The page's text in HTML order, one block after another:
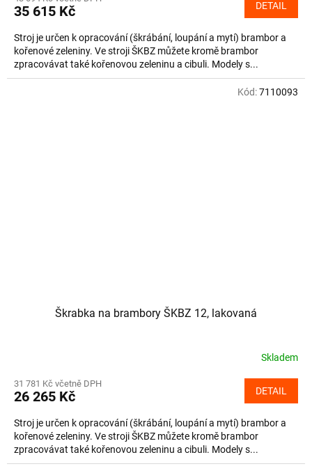
35 615 Kč DETAIL
Stroj je určen k opracování (škrábání, loupání a mytí) brambor a
kořenové zeleniny. Ve stroji ŠKBZ můžete kromě brambor
zpracovávat také kořenovou zeleninu a cibuli. Modely s...
Škrabka na brambory ŠKBZ 12, lakovaná
Skladem
31 781 Kč včetně DPH
26 265 Kč DETAIL
Stroj je určen k opracování (škrábání, loupání a mytí) brambor a
kořenové zeleniny. Ve stroji ŠKBZ můžete kromě brambor
zpracovávat také kořenovou zeleninu a cibuli. Modely s...
Kód:7110093